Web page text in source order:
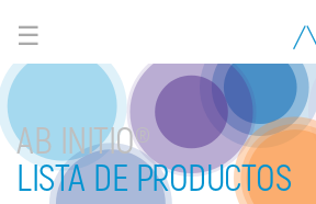
☰
AB INITIO®
LISTA DE PRODUCTOS